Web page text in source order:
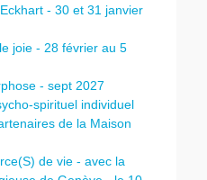
- 30 et 31 janvier
joie - 28 février au 5
- sept 2027
spirituel individuel
de la Maison
de vie - avec la